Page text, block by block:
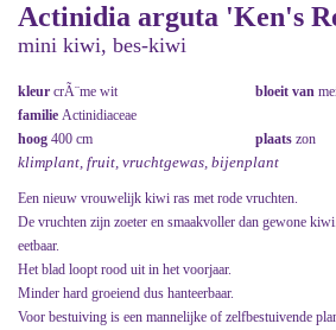
Actinidia arguta 'Ken's
mini kiwi, bes-kiwi
kleur crÃ¨me wit bloeit van
familie Actinidiaceae
hoog 400 cm plaats zon
klimplant, fruit, vruchtgewas, bijenplant
Een nieuw vrouwelijk kiwi ras met rode vruchten.
De vruchten zijn zoeter en smaakvoller dan gewone
eetbaar.
Het blad loopt rood uit in het voorjaar.
Minder hard groeiend dus hanteerbaar.
Voor bestuiving is een mannelijke of zelfbestuivende